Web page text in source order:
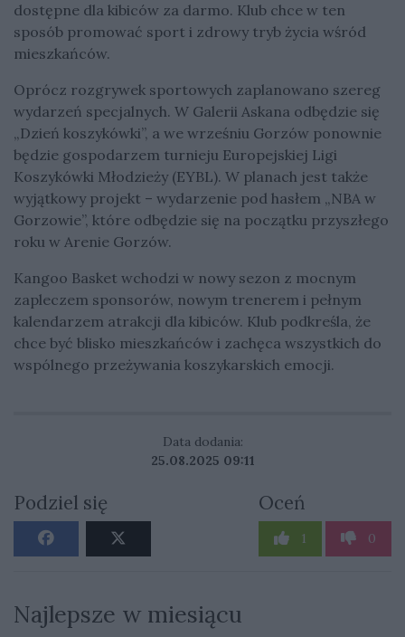
dostępne dla kibiców za darmo. Klub chce w ten
sposób promować sport i zdrowy tryb życia wśród
mieszkańców.
Oprócz rozgrywek sportowych zaplanowano szereg
wydarzeń specjalnych. W Galerii Askana odbędzie się
„Dzień koszykówki”, a we wrześniu Gorzów ponownie
będzie gospodarzem turnieju Europejskiej Ligi
Koszykówki Młodzieży (EYBL). W planach jest także
wyjątkowy projekt – wydarzenie pod hasłem „NBA w
Gorzowie”, które odbędzie się na początku przyszłego
roku w Arenie Gorzów.
Kangoo Basket wchodzi w nowy sezon z mocnym
zapleczem sponsorów, nowym trenerem i pełnym
kalendarzem atrakcji dla kibiców. Klub podkreśla, że
chce być blisko mieszkańców i zachęca wszystkich do
wspólnego przeżywania koszykarskich emocji.
Data dodania:
25.08.2025 09:11
Podziel się Oceń
1 0
Najlepsze w miesiącu